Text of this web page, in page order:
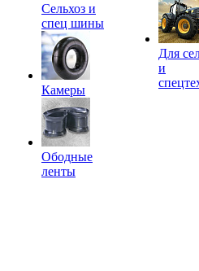
Сельхоз и
спец шины
Камеры
Ободные
ленты
Для
и